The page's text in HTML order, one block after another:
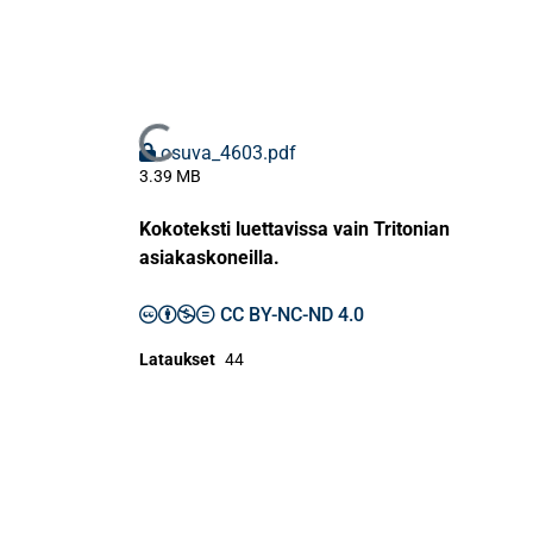
Ladataan...
osuva_4603.pdf
3.39 MB
Kokoteksti luettavissa vain Tritonian
asiakaskoneilla.
CC BY-NC-ND 4.0
Lataukset 44